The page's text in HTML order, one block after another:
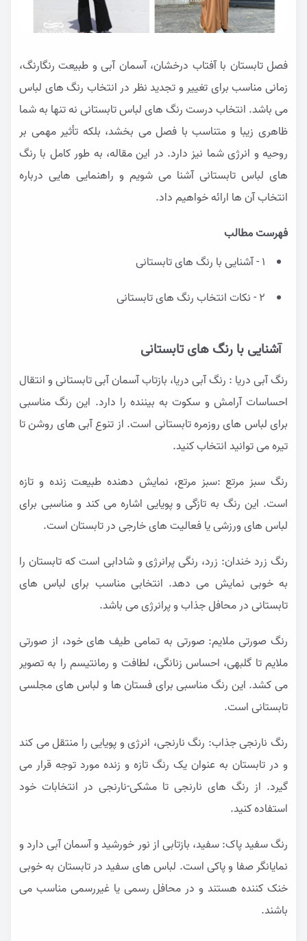
فصل تابستان با آفتاب درخشان، آسمان آبی و طبیعت رنگارنگ،
زمانی مناسب برای تغییر و تجدید نظر در انتخاب رنگ های لباس
می باشد. انتخاب درست رنگ های لباس تابستانی نه تنها به شما
ظاهری زیبا و متناسب با فصل می بخشد، بلکه تأثیر مهمی بر
روحیه و انرژی شما نیز دارد. در این مقاله، به طور کامل با رنگ
های لباس تابستانی آشنا می شویم و راهنمایی هایی درباره
انتخاب آن ها ارائه خواهیم داد.
فهرست مطالب
1 - آشنایی با رنگ های تابستانی
2 - نکات انتخاب رنگ های تابستانی
آشنایی با رنگ های تابستانی
رنگ آبی دریا : رنگ آبی دریا، بازتاب آسمان آبی تابستانی و انتقال
احساسات آرامش و سکوت به بیننده را دارد. این رنگ مناسبی
برای لباس های روزمره تابستانی است. از تنوع آبی های روشن تا
تیره می توانید انتخاب کنید.
رنگ سبز مرتع :سبز مرتع، نمایش دهنده طبیعت زنده و تازه
است. این رنگ به تازگی و پویایی اشاره می کند و مناسبی برای
لباس های ورزشی یا فعالیت های خارجی در تابستان است.
رنگ زرد خندان: زرد، رنگی پرانرژی و شادابی است که تابستان را
به خوبی نمایش می دهد. انتخابی مناسب برای لباس های
تابستانی در محافل جذاب و پرانرژی می باشد.
رنگ صورتی ملایم: صورتی به تمامی طیف های خود، از صورتی
ملایم تا گلبهی، احساس زنانگی، لطافت و رمانتیسم را به تصویر
می کشد. این رنگ مناسبی برای فستان ها و لباس های مجلسی
تابستانی است.
رنگ نارنجی جذاب: رنگ نارنجی، انرژی و پویایی را منتقل می کند
و در تابستان به عنوان یک رنگ تازه و زنده مورد توجه قرار می
گیرد. از رنگ های نارنجی تا مشکی-نارنجی در انتخابات خود
استفاده کنید.
رنگ سفید پاک: سفید، بازتابی از نور خورشید و آسمان آبی دارد و
نمایانگر صفا و پاکی است. لباس های سفید در تابستان به خوبی
خنک کننده هستند و در محافل رسمی یا غیررسمی مناسب می
باشند.